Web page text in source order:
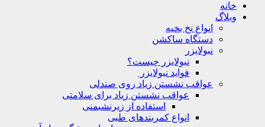
خانه
وبلاگ
انواع نخ بخیه
دستگاه ساکشن
نبولایزر
نبولایزر چیست؟
فواید نبولایزر
عواقب نشستن زیاد روی صندلی
عواقب نشستن زیاد برای سلامتی
استفاده از زیرنشیمنی
انواع کمربندهای طبی